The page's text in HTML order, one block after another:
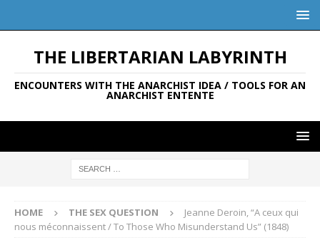
THE LIBERTARIAN LABYRINTH
ENCOUNTERS WITH THE ANARCHIST IDEA / TOOLS FOR AN
ANARCHIST ENTENTE
HOME THE SEX QUESTION
Jeanne Deroin, “A ceux qui
nous méconnaissent / To Those Who Misunderstand Us” (1848)